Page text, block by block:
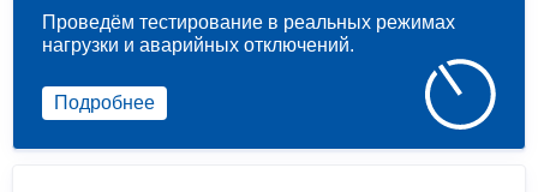
Проведём тестирование в реальных режимах
нагрузки и аварийных отключений.
Подробнее